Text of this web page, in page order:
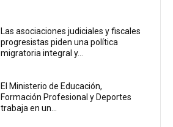
Las asociaciones judiciales y fiscales
progresistas piden una política
migratoria integral y...
El Ministerio de Educación,
Formación Profesional y Deportes
trabaja en un...